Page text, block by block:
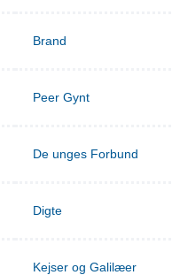
Brand
Peer Gynt
De unges Forbund
Digte
Kejser og Galilæer